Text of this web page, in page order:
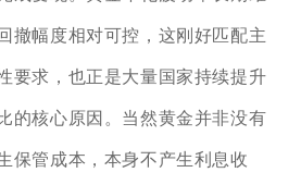
撤幅度相对可控，这刚好匹配主
要求，也正是大量国家持续提升
的核心原因。当然黄金并非没有
保管成本，本身不产生利息收